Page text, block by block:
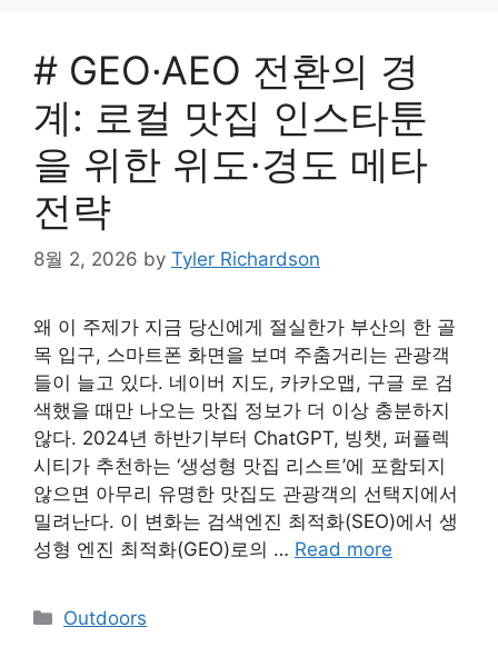
# GEO·AEO 전환의 경
계: 로컬 맛집 인스타툰
을 위한 위도·경도 메타
전략
8월 2, 2026 by Tyler Richardson
왜 이 주제가 지금 당신에게 절실한가 부산의 한 골
목 입구, 스마트폰 화면을 보며 주춤거리는 관광객
들이 늘고 있다. 네이버 지도, 카카오맵, 구글 로 검
색했을 때만 나오는 맛집 정보가 더 이상 충분하지
않다. 2024년 하반기부터 ChatGPT, 빙챗, 퍼플렉
시티가 추천하는 ‘생성형 맛집 리스트’에 포함되지
않으면 아무리 유명한 맛집도 관광객의 선택지에서
밀려난다. 이 변화는 검색엔진 최적화(SEO)에서 생
성형 엔진 최적화(GEO)로의 … Read more
Categories
Outdoors